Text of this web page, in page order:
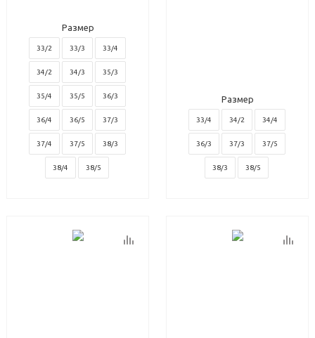
Размер
33/2 33/3 33/4
34/2 34/3 35/3
35/4 35/5 36/3
36/4 36/5 37/3
37/4 37/5 38/3
38/4 38/5
Размер
33/4 34/2 34/4
36/3 37/3 37/5
38/3 38/5